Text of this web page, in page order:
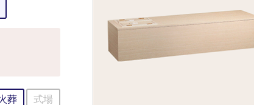
葬 式場